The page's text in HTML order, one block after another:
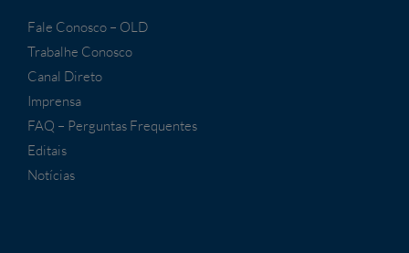
Fale Conosco – OLD
Trabalhe Conosco
Canal Direto
Imprensa
FAQ – Perguntas Frequentes
Editais
Notícias